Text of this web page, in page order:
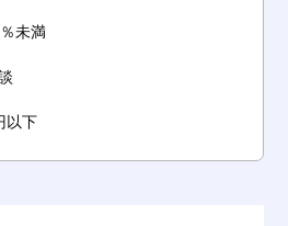
未満
以下